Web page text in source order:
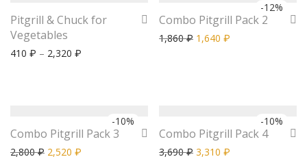
Pitgrill & Chuck for
Vegetables
410 ₽ – 2,320 ₽
-12%
Combo Pitgrill Pack 2
1,860₽ 1,640 ₽
-10%
Combo Pitgrill Pack 3
2,800₽ 2,520 ₽
-10%
Combo Pitgrill Pack 4
3,690₽ 3,310 ₽